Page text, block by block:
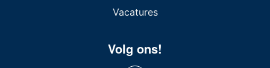
Vacatures
Volg ons!